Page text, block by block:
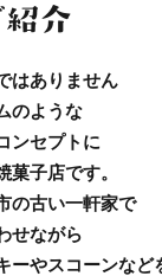
はありません
のような
ンセプトに
菓子店です。
の古い一軒家で
せながら
ーやスコーンなど